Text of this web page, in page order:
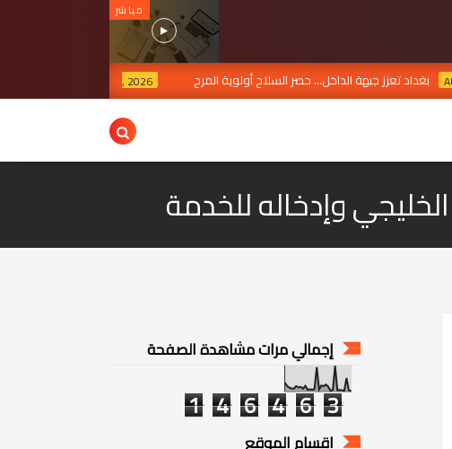
مباشر
بغداد تعزز جبهة الداخل... حصر السلاح أولوية المرح JUL 30, 2026
وإدخاله للخدمة
إجمالي مرات مشاهدة الصفحة
1 4 6 4 6 3
اقسام الموقع